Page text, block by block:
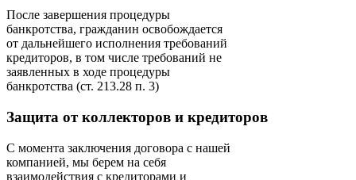
После завершения процедуры
банкротства, гражданин освобождается
от дальнейшего исполнения требований
кредиторов, в том числе требований не
заявленных в ходе процедуры
банкротства (ст. 213.28 п. 3)
Защита от коллекторов и кредиторов
С момента заключения договора с нашей
компанией, мы берем на себя
взаимодействия с кредиторами и